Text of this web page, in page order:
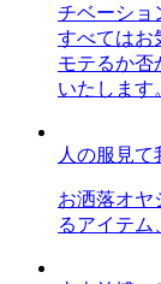
チベーショ
すべてはお
モテるか否
いたします
人の服見て
お洒落オヤ
るアイテム